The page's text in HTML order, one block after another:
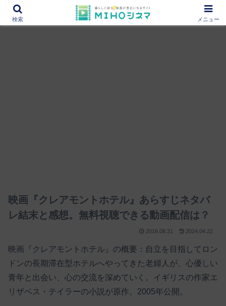
12000作品を紹介！あなたの映画図書館『MIHOシネマ』
映画『クレアモントホテル』あらすじネタバ
レ結末と感想。無料視聴できる動画配信は？
2016.08.31 2024.04.22
映画『クレアモントホテル』の概要：自立を目指してロン
ドンの長期滞在型ホテルへやってきた老婦人が、心優しい
青年と出会い、心の交流を深めていく。イギリスの作家エ
リザベス・テイラーの小説が原作。2005年公開。
検索 メニュー